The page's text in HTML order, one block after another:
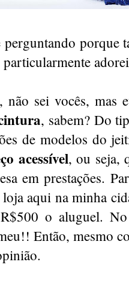
perguntando porque
particularmente
não sei vocês, mas
, sabem? Do
de modelos do
acessível, ou seja,
em prestações.
aqui na minha
o aluguel.
Então, mesmo